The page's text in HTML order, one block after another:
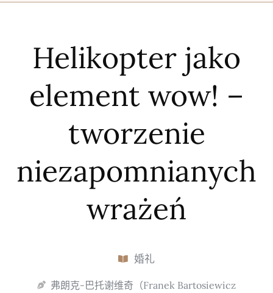
Helikopter jako
element wow! –
tworzenie
niezapomnianych
wrażeń
婚礼
弗朗克-巴托谢维奇（Franek Bartosiewicz